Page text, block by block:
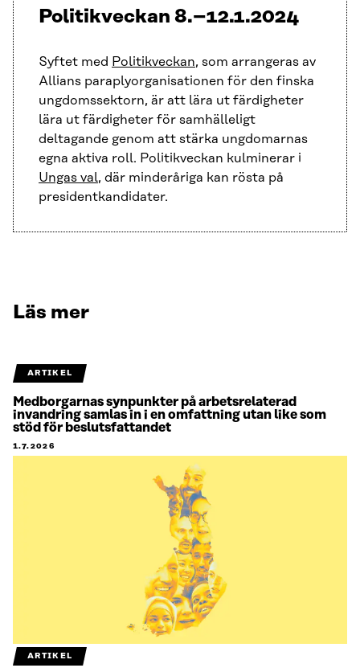
Politikveckan 8.–12.1.2024
Syftet med Politikveckan, som arrangeras av
Allians paraplyorganisationen för den finska
ungdomssektorn, är att lära ut färdigheter
lära ut färdigheter för samhälleligt
deltagande genom att stärka ungdomarnas
egna aktiva roll. Politikveckan kulminerar i
Ungas val, där minderåriga kan rösta på
presidentkandidater.
Läs mer
ARTIKEL
Medborgarnas synpunkter på arbetsrelaterad
invandring samlas in i en omfattning utan like som
stöd för beslutsfattandet
1.7.2026
ARTIKEL